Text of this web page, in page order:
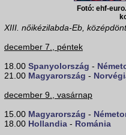
Fotó: ehf-
XIII. nőikézilabda-Eb,
december 7., péntek
18.00 Spanyolország -
21.00 Magyarország -
december 9., vasárnap
15.00 Magyarország -
18.00 Hollandia - Románia